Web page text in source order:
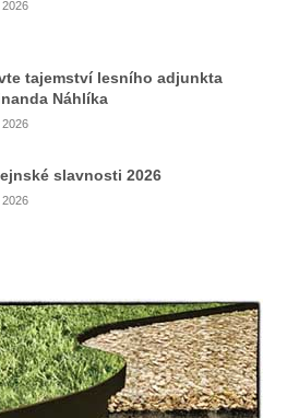
2026
tajemství lesního adjunkta
Náhlíka
2026
slavnosti 2026
2026